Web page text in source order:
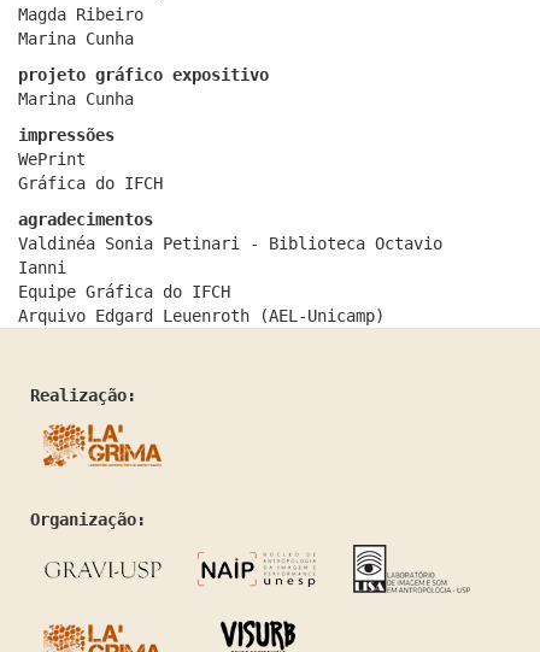
Magda Ribeiro
Marina Cunha
projeto gráfico expositivo
Marina Cunha
impressões
WePrint
Gráfica do IFCH
agradecimentos
Valdinéa Sonia Petinari - Biblioteca Octavio
Ianni
Equipe Gráfica do IFCH
Arquivo Edgard Leuenroth (AEL-Unicamp)
Realização:
Organização: